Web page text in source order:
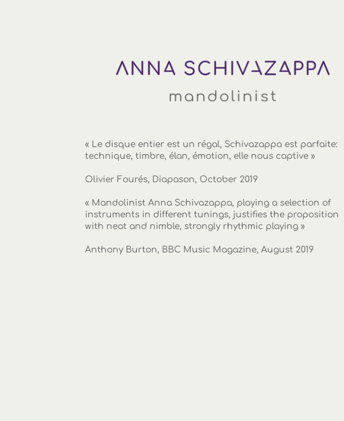
« Le disque entier est un régal, Schivazappa est parfaite:
technique, timbre, élan, émotion, elle nous captive »
Olivier Fourés, Diapason, October 2019
« Mandolinist Anna Schivazappa, playing a selection of
instruments in different tunings, justifies the proposition
with neat and nimble, strongly rhythmic playing »
Anthony Burton, BBC Music Magazine, August 2019